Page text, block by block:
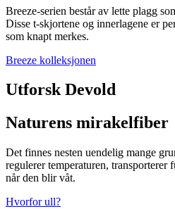
Breeze-serien består av lette plagg
Disse t-skjortene og innerlagene er
som knapt merkes.
Breeze kolleksjonen
Utforsk Devold
Naturens mirakelfiber
Det finnes nesten uendelig mange
regulerer temperaturen, transporterer
når den blir våt.
Hvorfor ull?